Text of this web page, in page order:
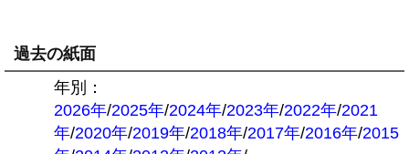
過去の紙面
年別：
2026年/2025年/2024年/2023年/2022年/2021
年/2020年/2019年/2018年/2017年/2016年/2015